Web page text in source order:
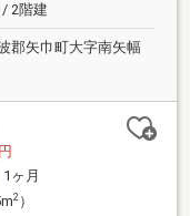
2階建
郡矢巾町大字南矢幅
1ヶ月
2）